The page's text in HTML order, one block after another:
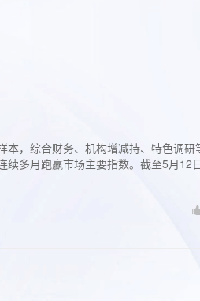
，综合财务、机构增减持、特色调研
多月跑赢市场主要指数。截至5月12